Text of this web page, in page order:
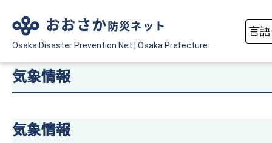
おおさか 防災ネット
Osaka Disaster Prevention Net Osaka Prefecture
気象情報
気象情報